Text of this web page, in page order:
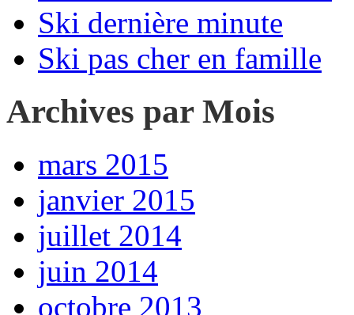
Ski dernière minute
Ski pas cher en famille
Archives par Mois
mars 2015
janvier 2015
juillet 2014
juin 2014
octobre 2013